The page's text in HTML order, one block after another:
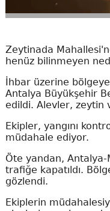
Zeytinada
henüz bilinmeyen
İhbar üzerine
Antalya Büyükşehir
edildi. Alevler, zeytin
Ekipler, yangını
müdahale ediyor.
Öte yandan,
trafiğe kapatıldı.
gözlendi.
Ekiplerin